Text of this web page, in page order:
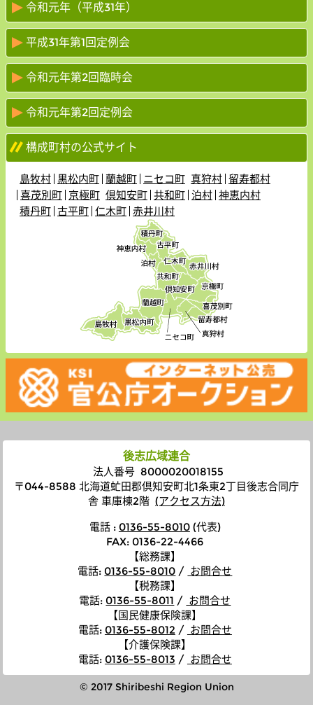
令和元年（平成31年）
平成31年第1回定例会
令和元年第2回臨時会
令和元年第2回定例会
構成町村の公式サイト
島牧村 黒松内町 蘭越町 ニセコ町 真狩村 留寿都村
喜茂別町 京極町 倶知安町 共和町 泊村 神恵内村
積丹町 古平町 仁木町 赤井川村
後志広域連合
法人番号 8000020018155
〒044-8588 北海道虻田郡倶知安町北1条東2丁目後志合同庁
舎 車庫棟2階 (アクセス方法)
電話 : 0136-55-8010(代表)
FAX: 0136-22-4466
【総務課】
電話: 0136-55-8010 / お問合せ
【税務課】
電話: 0136-55-8011 / お問合せ
【国民健康保険課】
電話: 0136-55-8012 / お問合せ
【介護保険課】
電話: 0136-55-8013 / お問合せ
© 2017 Shiribeshi Region Union